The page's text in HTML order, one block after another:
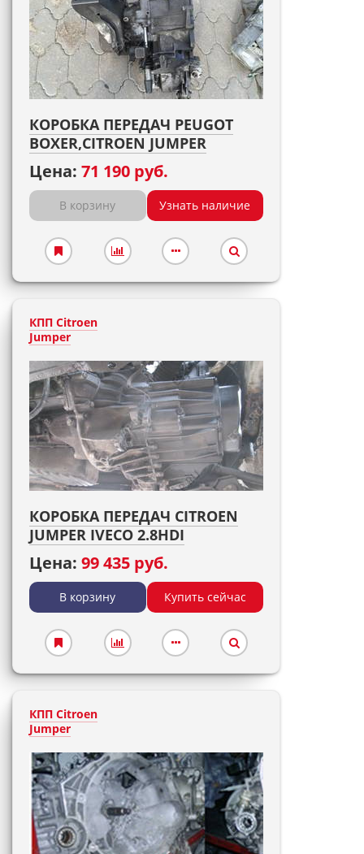
КОРОБКА ПЕРЕДАЧ PEUGOT
BOXER,CITROEN JUMPER
Цена: 71 190 руб.
В корзину Узнать наличие
КПП Citroen
Jumper
КОРОБКА ПЕРЕДАЧ CITROEN
JUMPER IVECO 2.8HDI
Цена: 99 435 руб.
В корзину Купить сейчас
КПП Citroen
Jumper